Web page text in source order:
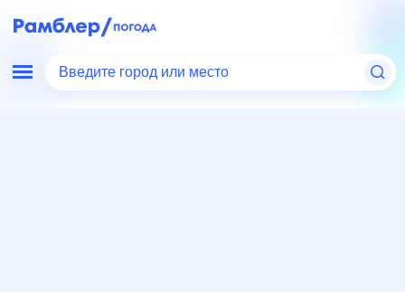
Введите город или место